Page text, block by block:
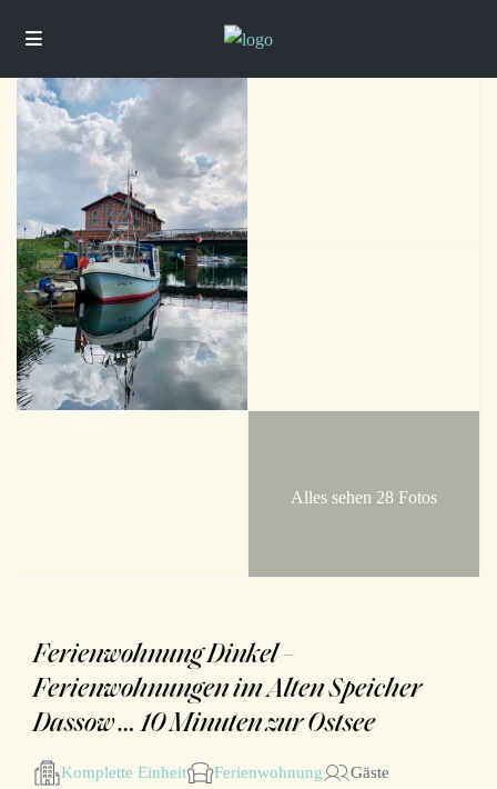
Alles sehen 28 Fotos
Ferienwohnung Dinkel –
Ferienwohnungen im Alten Speicher
Dassow … 10 Minuten zur Ostsee
Komplette Einheit Ferienwohnung
Gäste